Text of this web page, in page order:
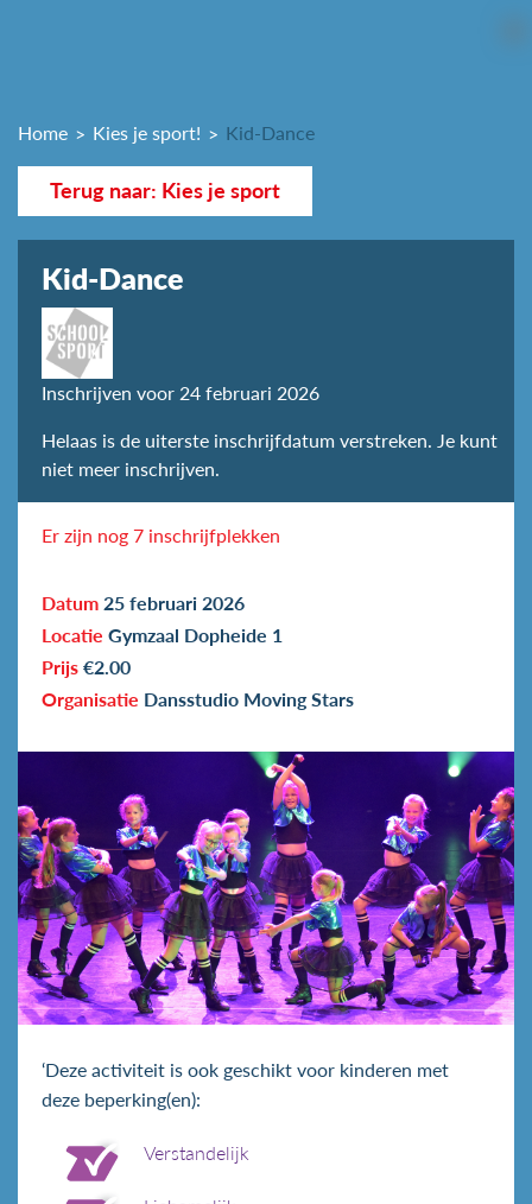
Home Kies je sport! Kid-Dance
Terug naar: Kies je sport
Kid-Dance
Inschrijven voor 24 februari 2026
Helaas is de uiterste inschrijfdatum verstreken. Je kunt
niet meer inschrijven.
Er zijn nog 7 inschrijfplekken
Datum 25 februari 2026
Locatie Gymzaal Dopheide 1
Prijs €2.00
Organisatie Dansstudio Moving Stars
‘Deze activiteit is ook geschikt voor kinderen met
deze beperking(en):
Verstandelijk